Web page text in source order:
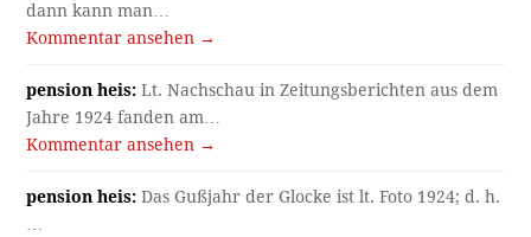
dann kann man…
Kommentar ansehen →
pension heis: Lt. Nachschau in Zeitungsberichten aus dem
Jahre 1924 fanden am…
Kommentar ansehen →
pension heis: Das Gußjahr der Glocke ist lt. Foto 1924; d. h.